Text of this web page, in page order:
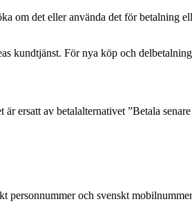
om det eller använda det för betalning
kundtjänst. För nya köp och
av betalalternativet ”Betala
och svenskt